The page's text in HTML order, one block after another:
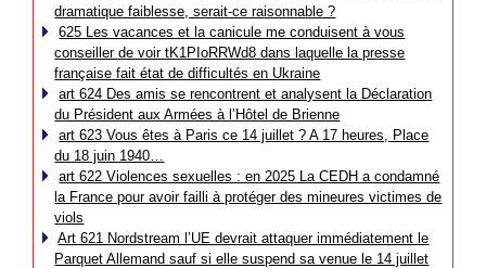
dramatique faiblesse, serait-ce raisonnable ?
625 Les vacances et la canicule me conduisent à vous
conseiller de voir tK1PIoRRWd8 dans laquelle la presse
française fait état de difficultés en Ukraine
art 624 Des amis se rencontrent et analysent la Déclaration
du Président aux Armées à l’Hôtel de Brienne
art 623 Vous êtes à Paris ce 14 juillet ? A 17 heures, Place
du 18 juin 1940…
art 622 Violences sexuelles : en 2025 La CEDH a condamné
la France pour avoir failli à protéger des mineures victimes de
viols
Art 621 Nordstream l’UE devrait attaquer immédiatement le
Parquet Allemand sauf si elle suspend sa venue le 14 juillet